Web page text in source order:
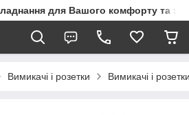
для Вашого комфорту та
Вимикачі і розетки Вимикачі і